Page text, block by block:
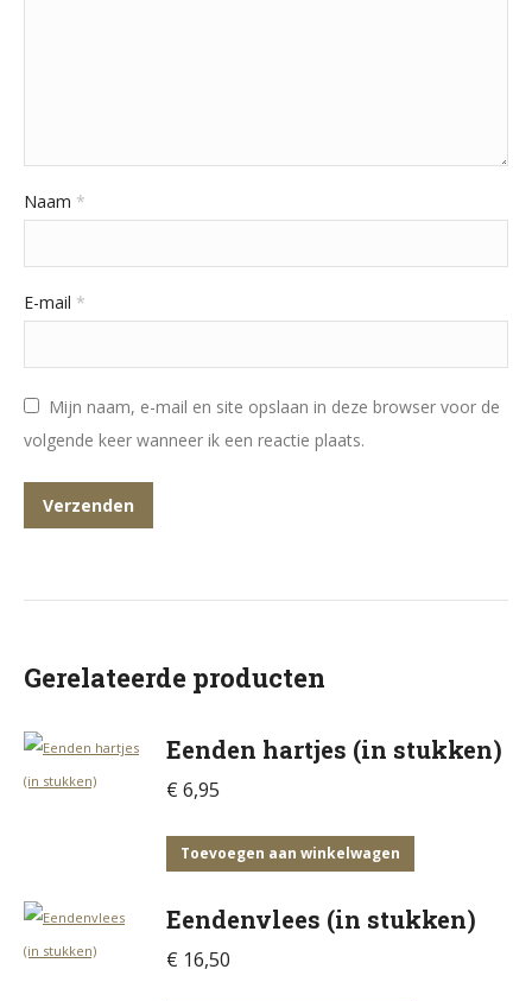
Naam *
E-mail *
Mijn naam, e-mail en site opslaan in deze browser voor de
volgende keer wanneer ik een reactie plaats.
Gerelateerde producten
Eenden hartjes (in stukken)
€ 6,95
Toevoegen aan winkelwagen
Eendenvlees (in stukken)
€ 16,50